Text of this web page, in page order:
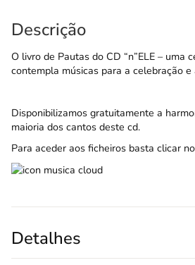
Descrição
O livro de Pautas do CD “n”ELE – uma
contempla músicas para a celebração e
Disponibilizamos gratuitamente a
maioria dos cantos deste cd.
Para aceder aos ficheiros basta clicar
Detalhes